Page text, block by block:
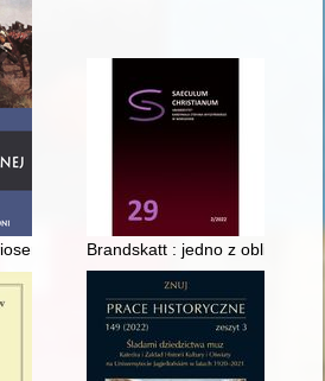
1813 roku. T. 2,
Brandskatt : jedno z oblicz